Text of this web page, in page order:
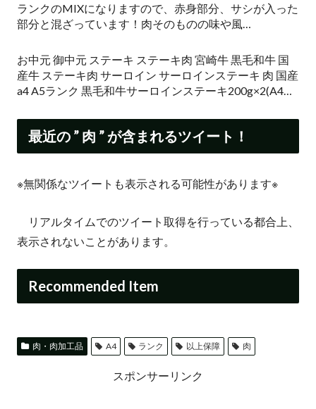
ランクのMIXになりますので、赤身部分、サシが入った
部分と混ざっています！肉そのものの味や風…
お中元 御中元 ステーキ ステーキ肉 宮崎牛 黒毛和牛 国
産牛 ステーキ肉 サーロイン サーロインステーキ 肉 国産
a4 A5ランク 黒毛和牛サーロインステーキ200g×2(A4…
最近の ” 肉 ” が含まれるツイート！
※無関係なツイートも表示される可能性があります※
リアルタイムでのツイート取得を行っている都合上、
表示されないことがあります。
Recommended Item
肉・肉加工品 A4 ランク 以上保障 肉
スポンサーリンク